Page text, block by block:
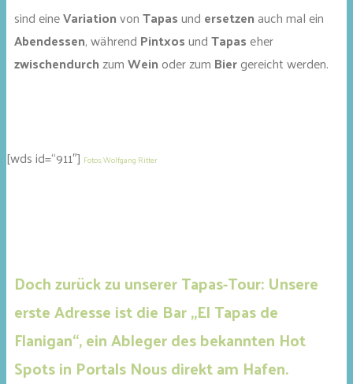
sind eineVariationvonTapasund ersetzenauch mal ein
Abendessen, während PintxosundTapas eher
zwischendurchzumWein oder zum Biergereicht werden.
[wds id=“911″] Fotos: Wolfgang Ritter
Doch zurück zu unserer Tapas-Tour: Unsere
erste Adresse ist die Bar „El Tapas de
Flanigan“, ein Ableger des bekannten Hot
Spots in Portals Nous direkt am Hafen.